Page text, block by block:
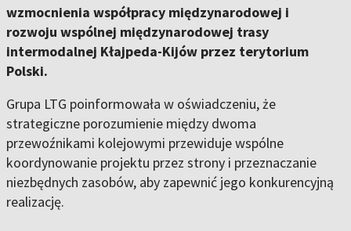
wzmocnienia współpracy międzynarodowej i
rozwoju wspólnej międzynarodowej trasy
intermodalnej Kłajpeda-Kijów przez terytorium
Polski.
Grupa LTG poinformowała w oświadczeniu, że
strategiczne porozumienie między dwoma
przewoźnikami kolejowymi przewiduje wspólne
koordynowanie projektu przez strony i przeznaczanie
niezbędnych zasobów, aby zapewnić jego konkurencyjną
realizację.